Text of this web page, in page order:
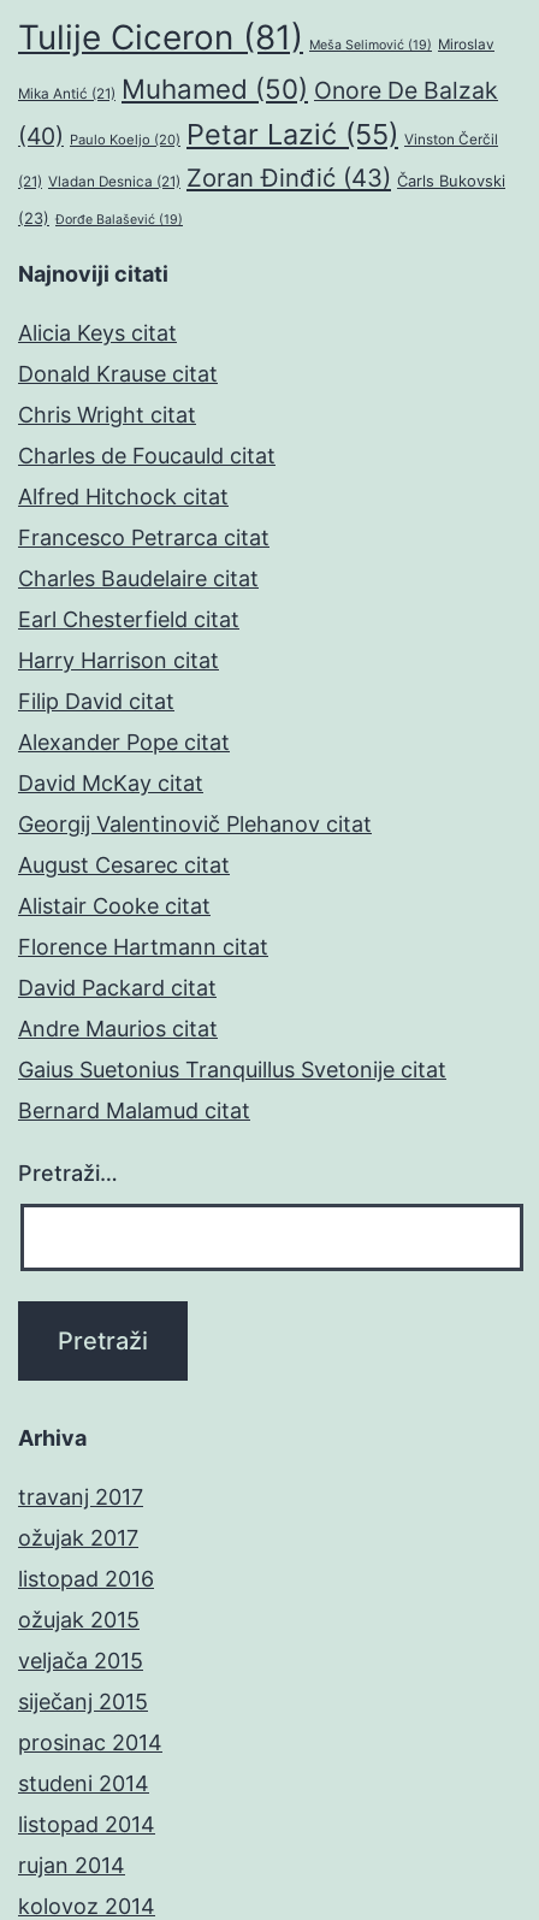
Tulije Ciceron (81) Meša Selimović (19) Miroslav
Mika Antić (21) Muhamed (50) Onore De Balzak
(40) Paulo Koeljo (20) Petar Lazić (55) Vinston Čerčil
(21) Vladan Desnica (21) Zoran Đinđić (43) Čarls Bukovski
(23) Đorđe Balašević (19)
Najnoviji citati
Alicia Keys citat
Donald Krause citat
Chris Wright citat
Charles de Foucauld citat
Alfred Hitchock citat
Francesco Petrarca citat
Charles Baudelaire citat
Earl Chesterfield citat
Harry Harrison citat
Filip David citat
Alexander Pope citat
David McKay citat
Georgij Valentinovič Plehanov citat
August Cesarec citat
Alistair Cooke citat
Florence Hartmann citat
David Packard citat
Andre Maurios citat
Gaius Suetonius Tranquillus Svetonije citat
Bernard Malamud citat
Pretraži…
Arhiva
travanj 2017
ožujak 2017
listopad 2016
ožujak 2015
veljača 2015
siječanj 2015
prosinac 2014
studeni 2014
listopad 2014
rujan 2014
kolovoz 2014